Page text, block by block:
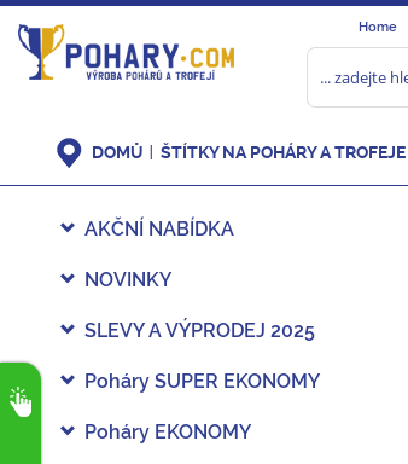
Home
DOMŮ ŠTÍTKY NA POHÁRY A TROFEJE
AKČNÍ NABÍDKA
NOVINKY
SLEVY A VÝPRODEJ 2025
Poháry SUPER EKONOMY
Poháry EKONOMY